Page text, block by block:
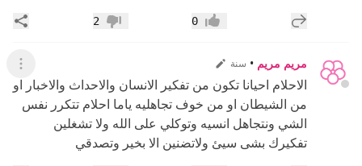
إضافة رد جديد إعجاب0 عدم إعجاب
2
مريم مريم • سنة عرض
الاحلام احيانا تكون من تفكير الانسان والاحداث والاخبار او
من الشيطان او من خوف تجاهليه ياما احلام تتكرر نفس
الشي ونتجاهل انسيه وتوكلي على الله ولا تشغلين
تفكيرك بشى سيئ ولاتضنين الا بخير وتصدقي